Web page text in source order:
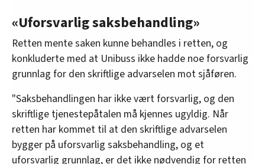
«Uforsvarlig saksbehandling»
Retten mente saken kunne behandles i retten, og
konkluderte med at Unibuss ikke hadde noe forsvarlig
grunnlag for den skriftlige advarselen mot sjåføren.
"Saksbehandlingen har ikke vært forsvarlig, og den
skriftlige tjenestepåtalen må kjennes ugyldig. Når
retten har kommet til at den skriftlige advarselen
bygger på uforsvarlig saksbehandling, og et
uforsvarlig grunnlag, er det ikke nødvendig for retten